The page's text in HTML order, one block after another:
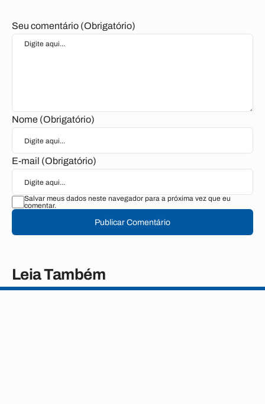
Seu comentário (Obrigatório)
Nome (Obrigatório)
E-mail (Obrigatório)
Salvar meus dados neste navegador para a próxima vez que eu
comentar.
Publicar Comentário
Leia Também